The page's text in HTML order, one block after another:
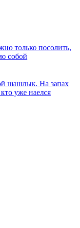
только посолить,
собой
шашлык. На запах
уже наелся